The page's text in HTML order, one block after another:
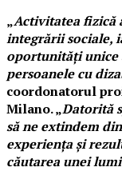
„Activitatea fizică
integrării sociale,
oportunități unice
persoanele cu
coordonatorul
Milano. „Datorită
să ne extindem
experiența și
căutarea unei